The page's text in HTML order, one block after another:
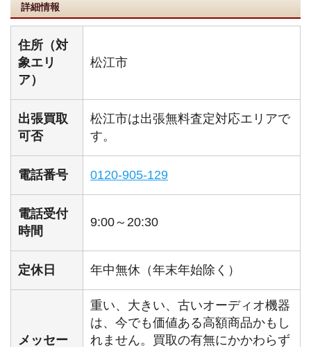
詳細情報
住所（対
象エリ
ア）
松江市
出張買取
可否
松江市は出張無料査定対応エリアで
す。
電話番号 0120-905-129
電話受付
時間
9:00～20:30
定休日 年中無休（年末年始除く）
メッセー
重い、大きい、古いオーディオ機器
は、今でも価値ある高額商品かもし
れません。買取の有無にかかわらず